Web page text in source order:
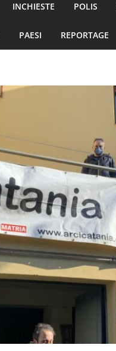
INCHIESTE POLIS
PAESI REPORTAGE